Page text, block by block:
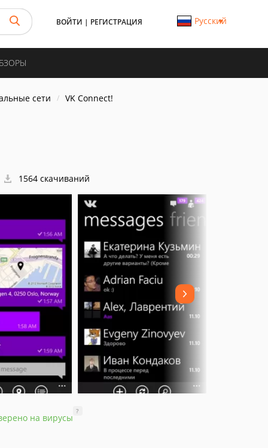
ВОЙТИ | РЕГИСТРАЦИЯ Русский
сети VK Connect!
1564 скачиваний
на вирусы
?